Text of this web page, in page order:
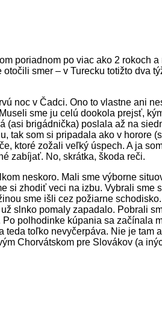
poriadnom po viac ako 2 rokoch
smer – v Turecku totižto dva
noc v Čadci. Ono to vlastne ani
sme ju celú dookola prejsť,
brigádnička) poslala až na
tak som si pripadala ako v horore
ktoré zožali veľký úspech. A ja
zabíjať. No, skrátka, škoda reči.
neskoro. Mali sme výborne
si zhodiť veci na izbu. Vybrali
sme išli cez požiarne
slnko pomaly zapadalo. Pobrali
polhodinke kúpania sa začínala
toľko nevyčerpáva. Nie je
Chorvátskom pre Slovákov (a